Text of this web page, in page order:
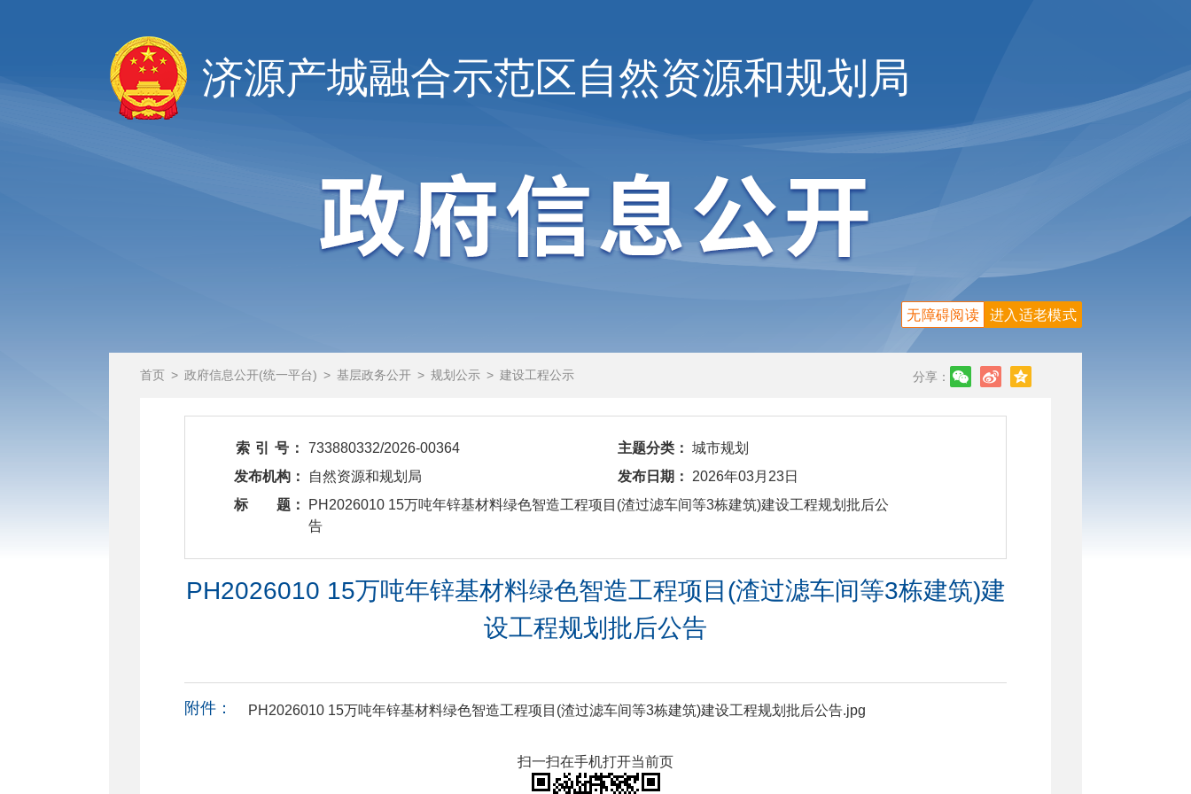
济源产城融合示范区自然资源和规划局
进入适老模式
无障碍阅读
首页 > 政府信息公开(统一平台) > 基层政务公开 > 规划公示 > 建设工程公示 分享：
索 引 号： 733880332/2026-00364 主题分类：
城市规划
发布机构：
自然资源和规划局 发布日期：
2026年03月23日
标 题：
​ PH2026010 15万吨年锌基材料绿色智造工程项目(渣过滤车间等3栋建筑)建设工程规划批后公
告
PH2026010 15万吨年锌基材料绿色智造工程项目(渣过滤车间等3栋建筑)建
设工程规划批后公告
附件： PH2026010 15万吨年锌基材料绿色智造工程项目(渣过滤车间等3栋建筑)建设工程规划批后公告.jpg
扫一扫在手机打开当前页